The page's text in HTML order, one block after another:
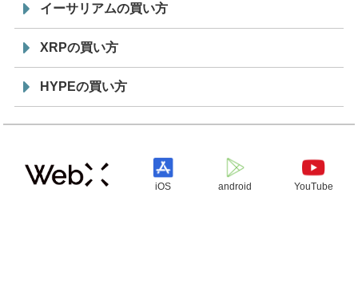
イーサリアムの買い方
XRPの買い方
HYPEの買い方
iOS android YouTube